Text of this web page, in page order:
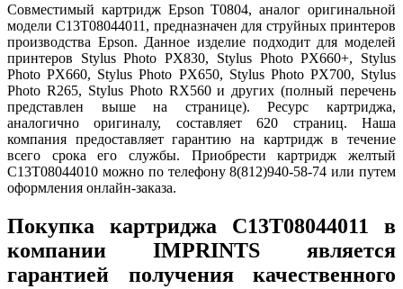
Совместимый картридж Epson T0804, аналог оригинальной
модели C13T08044011, предназначен для струйных принтеров
производства Epson. Данное изделие подходит для моделей
принтеров Stylus Photo PX830, Stylus Photo PX660+, Stylus
Photo PX660, Stylus Photo PX650, Stylus Photo PX700, Stylus
Photo R265, Stylus Photo RX560 и других (полный перечень
представлен выше на странице). Ресурс картриджа,
аналогично оригиналу, составляет 620 страниц. Наша
компания предоставляет гарантию на картридж в течение
всего срока его службы. Приобрести картридж желтый
C13T08044010 можно по телефону 8(812)940-58-74 или путем
оформления онлайн-заказа.
Покупка картриджа C13T08044011 в
компании IMPRINTS является
гарантией получения качественного